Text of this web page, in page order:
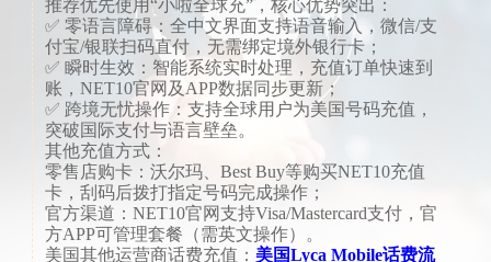
推荐优先使用“小啦全球充”，核心优势突出：
✅ ​​零语言障碍​​：全中文界面支持语音输入，微信/支
付宝/银联扫码直付，无需绑定境外银行卡；
✅ ​​瞬时生效​​：智能系统实时处理，充值订单快速到
账，NET10官网及APP数据同步更新；
✅ ​​跨境无忧操作​​：支持全球用户为美国号码充值，
突破国际支付与语言壁垒。
​​​​其他充值方式​​：​​
​​零售店购卡​​：沃尔玛、Best Buy等购买NET10充值
卡，刮码后拨打指定号码完成操作；
​​官方渠道​​：NET10官网支持Visa/Mastercard支付，官
方APP可管理套餐（需英文操作）。
美国其他运营商话费充值： 美国Lyca Mobile话费流